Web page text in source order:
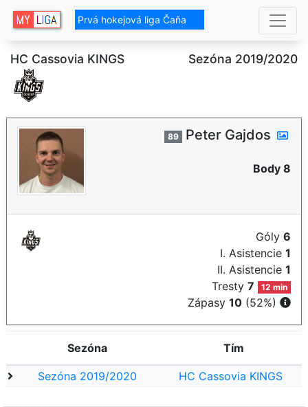
Prvá hokejová liga Čaňa
HC Cassovia KINGS Sezóna 2019/2020
89 Peter Gajdos
Body 8
Góly 6
I. Asistencie 1
II. Asistencie 1
Tresty7 12 min
Zápasy 10 (52%)
Sezóna Tím
Sezóna 2019/2020 HC Cassovia KINGS